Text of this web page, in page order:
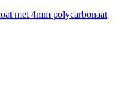
met 4mm polycarbonaat